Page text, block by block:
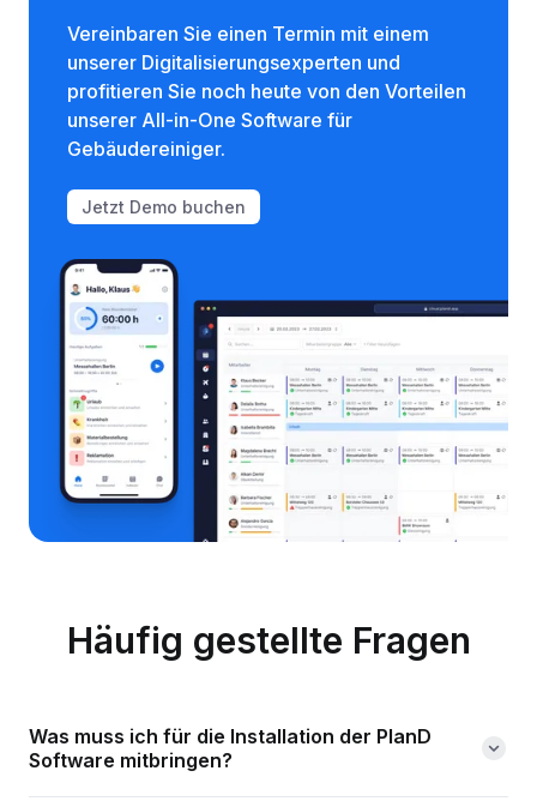
Vereinbaren Sie einen Termin mit einem
unserer Digitalisierungsexperten und
profitieren Sie noch heute von den Vorteilen
unserer All-in-One Software für
Gebäudereiniger.
Jetzt Demo buchen
Häufig gestellte Fragen
Was muss ich für die Installation der PlanD
Software mitbringen?